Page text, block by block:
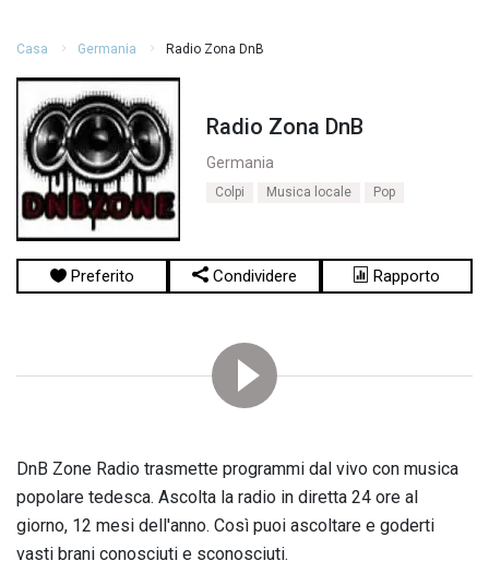
Casa Germania Radio Zona DnB
Radio Zona DnB
Germania
Colpi Musica locale Pop
Preferito Condividere Rapporto
DnB Zone Radio trasmette programmi dal vivo con musica
popolare tedesca. Ascolta la radio in diretta 24 ore al
giorno, 12 mesi dell'anno. Così puoi ascoltare e goderti
vasti brani conosciuti e sconosciuti.